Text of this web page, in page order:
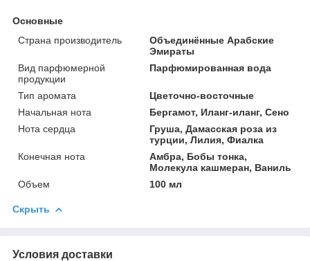
Основные
Страна производитель
Объединённые Арабские
Эмираты
Вид парфюмерной
продукции
Парфюмированная вода
Тип аромата
Цветочно-восточные
Начальная нота
Бергамот, Иланг-иланг, Сено
Нота сердца
Груша, Дамасская роза из
турции, Лилия, Фиалка
Конечная нота
Амбра, Бобы тонка,
Молекула кашмеран, Ваниль
Объем
100 мл
Скрыть
Условия доставки